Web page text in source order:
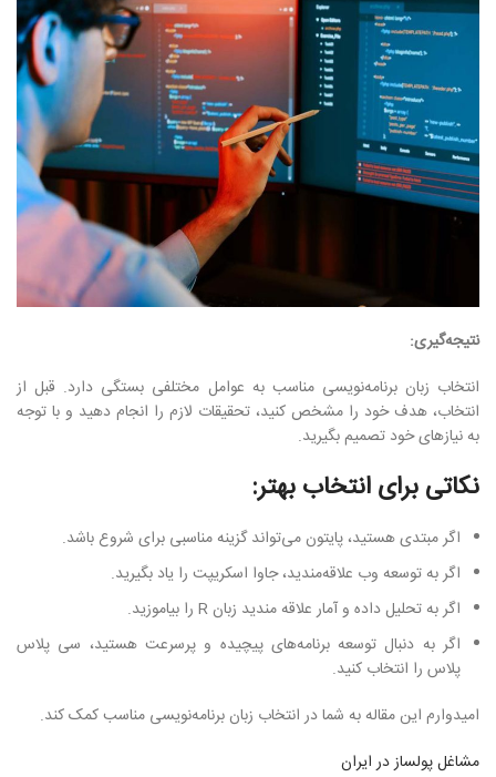
نتیجه‌گیری:
انتخاب زبان برنامه‌نویسی مناسب به عوامل مختلفی بستگی دارد. قبل از
انتخاب، هدف خود را مشخص کنید، تحقیقات لازم را انجام دهید و با توجه
به نیازهای خود تصمیم بگیرید.
نکاتی برای انتخاب بهتر:
اگر مبتدی هستید، پایتون می‌تواند گزینه مناسبی برای شروع باشد.
اگر به توسعه وب علاقه‌مندید، جاوا اسکریپت را یاد بگیرید.
اگر به تحلیل داده و آمار علاقه مندید زبان R را بیاموزید.
اگر به دنبال توسعه برنامه‌های پیچیده و پرسرعت هستید، سی پلاس
پلاس را انتخاب کنید.
امیدوارم این مقاله به شما در انتخاب زبان برنامه‌نویسی مناسب کمک کند.
مشاغل پولساز در ایران